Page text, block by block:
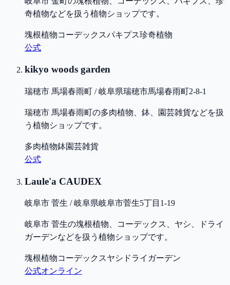
奇植物などを扱う植物ショップです。
塊根植物コーデックスパキプス珍奇植物
公式
kikyo woods garden
瑞穂市 馬場春雨町 / 岐阜県瑞穂市馬場春雨町2-8-1
瑞穂市 馬場春雨町の多肉植物、鉢、園芸雑貨などを扱
う植物ショップです。
多肉植物鉢園芸雑貨
公式
Laule'a CAUDEX
岐阜市 菅生 / 岐阜県岐阜市菅生5丁目1-19
岐阜市 菅生の塊根植物、コーデックス、ヤシ、ドライ
ガーデンなどを扱う植物ショップです。
塊根植物コーデックスヤシ ドライガーデン
公式オンライン